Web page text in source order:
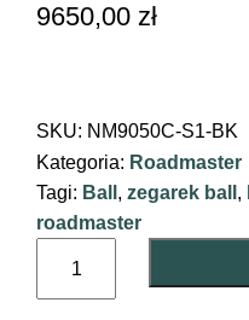
9650,00 zł
SKU: NM9050C-S1-BK
Kategoria: Roadmaster
Tagi: Ball , zegarek ball ,
roadmaster
Roadmaster